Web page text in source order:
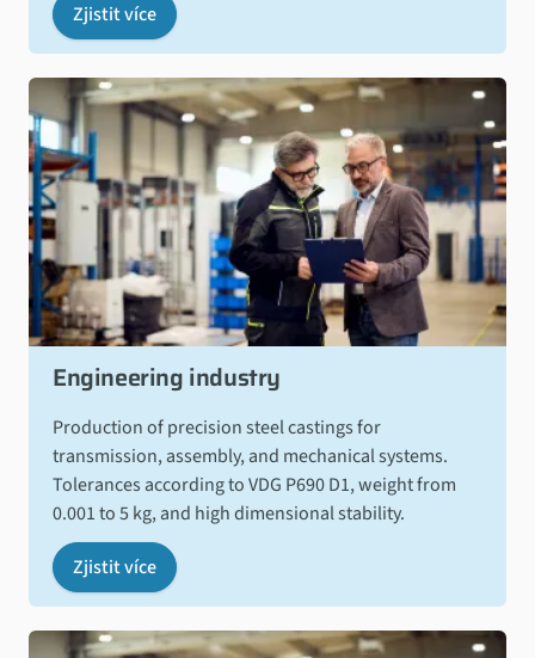
Zjistit více
Engineering industry
Production of precision steel castings for
transmission, assembly, and mechanical systems.
Tolerances according to VDG P690 D1, weight from
0.001 to 5 kg, and high dimensional stability.
Zjistit více